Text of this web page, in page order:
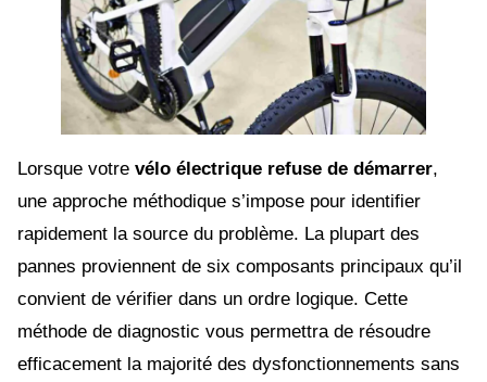
Lorsque votre vélo électrique refuse de démarrer,
une approche méthodique s’impose pour identifier
rapidement la source du problème. La plupart des
pannes proviennent de six composants principaux qu’il
convient de vérifier dans un ordre logique. Cette
méthode de diagnostic vous permettra de résoudre
efficacement la majorité des dysfonctionnements sans